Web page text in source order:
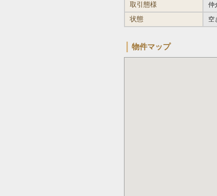
取引態様 仲
状態 空
物件マップ